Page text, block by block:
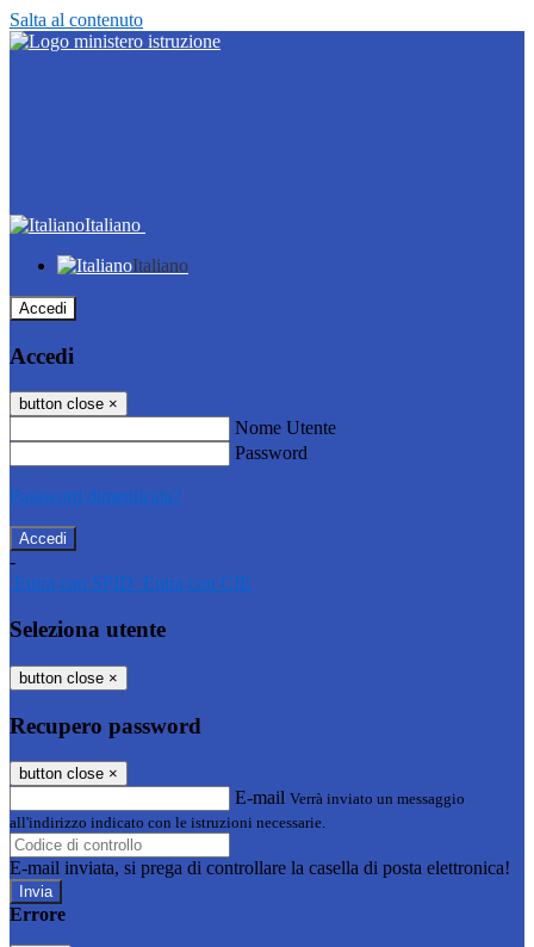
Salta al contenuto
Italiano
Italiano
Accedi
Accedi
button close ×
Nome Utente
Password
Password dimenticata?
-
Entra con SPID Entra con CIE
Seleziona utente
button close ×
Recupero password
button close ×
E-mail Verrà inviato un messaggio
all'indirizzo indicato con le istruzioni necessarie.
E-mail inviata, si prega di controllare la casella di posta elettronica!
Errore